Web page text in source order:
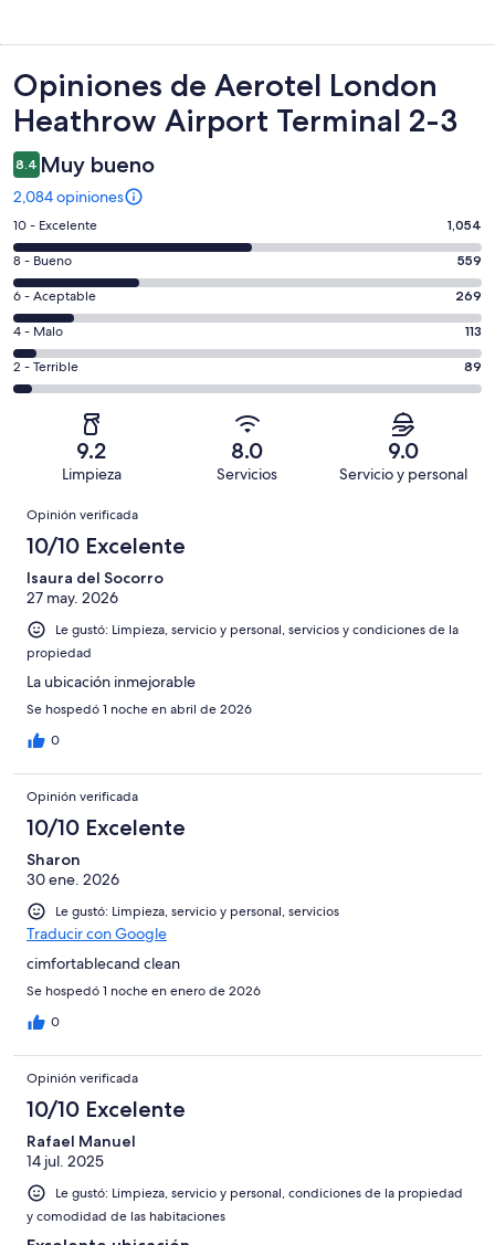
Opiniones
Opiniones de Aerotel London
Heathrow Airport Terminal 2-3
8.4 Muy bueno
2,084 opiniones
Puntuación
de
10,
es
decir,
Excelente.
Basada
en
opiniones
10 - Excelente 1,054
Puntuación
de
8,
es
decir,
Bueno.
Basada
opiniones
8 - Bueno 559
Puntuación
de
6,
es
decir,
Aceptable.
de
2084
opiniones
6 - Aceptable 269
Puntuación
de
4,
Basada
113
de
opiniones
4 - Malo 113
Puntuación
de
Terrible.
Basada
89
de
2084
opiniones
2 - Terrible 89
9.2
Limpieza
8.0
Servicios
9.0
Servicio y personal
Opiniones
Opinión verificada
10/10 Excelente
Isaura del Socorro
27 may. 2026
Le gustó: Limpieza, servicio y personal, servicios y condiciones de la
propiedad
La ubicación inmejorable
Se hospedó 1 noche en abril de 2026
0
Opinión verificada
10/10 Excelente
Sharon
30 ene. 2026
Le gustó: Limpieza, servicio y personal, servicios
Traducir con Google
cimfortablecand clean
Se hospedó 1 noche en enero de 2026
0
Opinión verificada
10/10 Excelente
Rafael Manuel
14 jul. 2025
Le gustó: Limpieza, servicio y personal, condiciones de la propiedad
y comodidad de las habitaciones